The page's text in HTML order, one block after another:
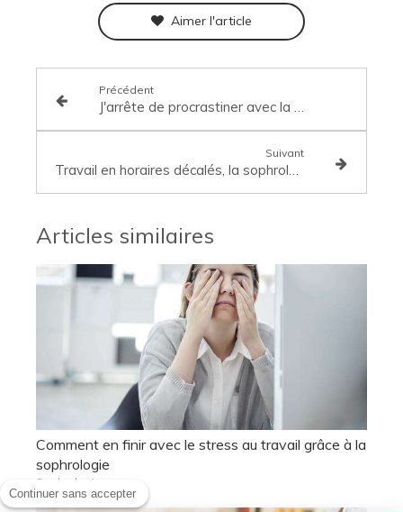
Aimer l'article
Précédent
J'arrête de procrastiner avec la sophro
Suivant
Travail en horaires décalés, la sophrologie pour endiguer la fatigue
Articles similaires
Comment en finir avec le stress au travail grâce à la
sophrologie
Sophrologie
Continuer sans accepter